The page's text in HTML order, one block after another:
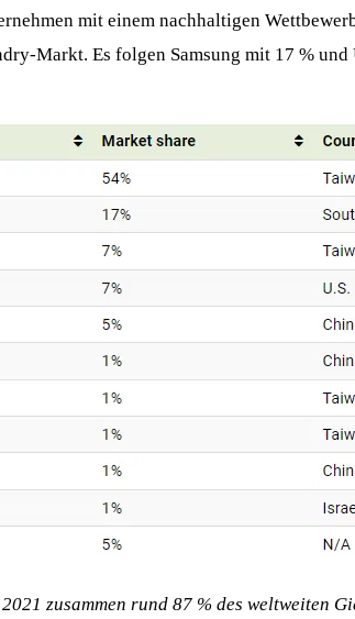
mit einem nachhaltigen
Markt. Es folgen Samsung mit 17 %
zusammen rund 87 % des weltweiten